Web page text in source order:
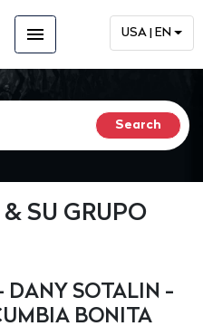
menu USA | EN
SU GRUPO
DANY SOTALIN -
BONITA